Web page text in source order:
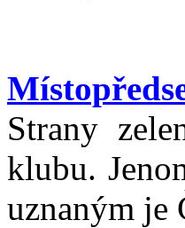
Strany
klubu.
uznaným je